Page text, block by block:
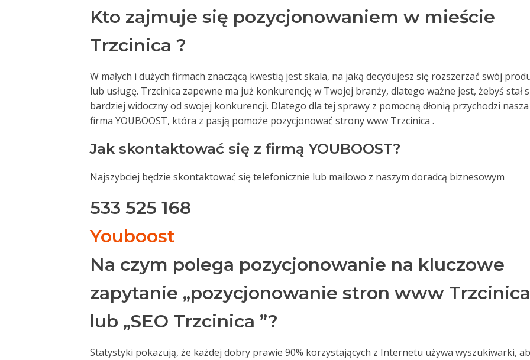
Kto zajmuje się pozycjonowaniem w mieście
Trzcinica ?
W małych i dużych firmach znaczącą kwestią jest skala, na jaką decydujesz się rozszerzać swój
lub usługę. Trzcinica zapewne ma już konkurencję w Twojej branży, dlatego ważne jest, żebyś stał
bardziej widoczny od swojej konkurencji. Dlatego dla tej sprawy z pomocną dłonią przychodzi nasza
firma YOUBOOST, która z pasją pomoże pozycjonować strony www Trzcinica .
Jak skontaktować się z firmą YOUBOOST?
Najszybciej będzie skontaktować się telefonicznie lub mailowo z naszym doradcą biznesowym
533 525 168
Youboost
Na czym polega pozycjonowanie na kluczowe
zapytanie „pozycjonowanie stron www Trzcinica
lub „SEO Trzcinica ”?
Statystyki pokazują, że każdej dobry prawie 90% korzystających z Internetu używa wyszukiwarki,